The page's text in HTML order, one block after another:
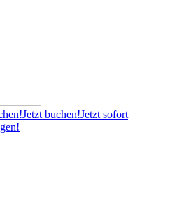
Jetzt buchen!Jetzt sofort